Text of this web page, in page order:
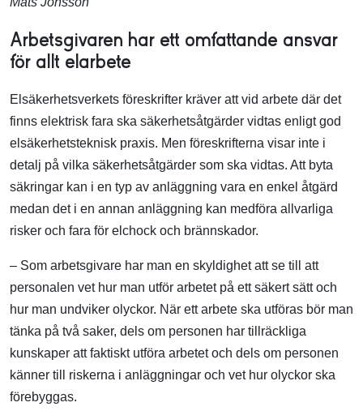
Arbetsgivaren har ett omfattande ansvar
för allt elarbete
Elsäkerhetsverkets föreskrifter kräver att vid arbete där det
finns elektrisk fara ska säkerhetsåtgärder vidtas enligt god
elsäkerhetsteknisk praxis. Men föreskrifterna visar inte i
detalj på vilka säkerhetsåtgärder som ska vidtas. Att byta
säkringar kan i en typ av anläggning vara en enkel åtgärd
medan det i en annan anläggning kan medföra allvarliga
risker och fara för elchock och brännskador.
– Som arbetsgivare har man en skyldighet att se till att
personalen vet hur man utför arbetet på ett säkert sätt och
hur man undviker olyckor. När ett arbete ska utföras bör man
tänka på två saker, dels om personen har tillräckliga
kunskaper att faktiskt utföra arbetet och dels om personen
känner till riskerna i anläggningar och vet hur olyckor ska
förebyggas.